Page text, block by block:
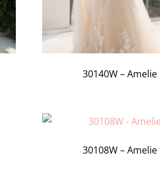
30140W – Amelie
30108W – Amelie